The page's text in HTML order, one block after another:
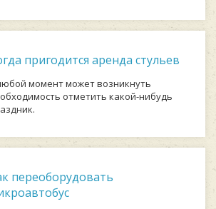
пригодится аренда стульев
момент может возникнуть
отметить какой-нибудь
переоборудовать